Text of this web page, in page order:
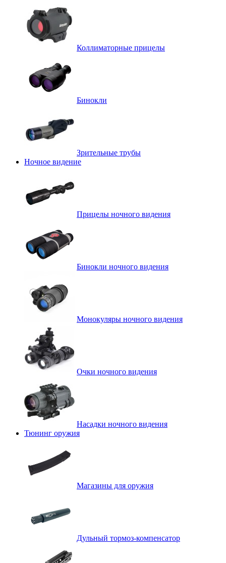
Коллиматорные прицелы
Бинокли
Зрительные трубы
Ночное видение
Прицелы ночного видения
Бинокли ночного видения
Монокуляры ночного видения
Очки ночного видения
Насадки ночного видения
Тюнинг оружия
Магазины для оружия
Дульный тормоз-компенсатор